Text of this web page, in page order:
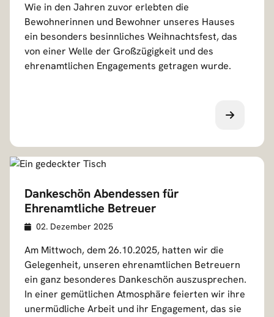
t
a
i
l
s
Wie in den Jahren zuvor erlebten die
Bewohnerinnen und Bewohner unseres Hauses
ein besonders besinnliches Weihnachtsfest, das
von einer Welle der Großzügigkeit und des
ehrenamtlichen Engagements getragen wurde.
Dankeschön Abendessen für
Ehrenamtliche Betreuer
D
t
a
i
l
Veröffentlicht am
02. Dezember 2025
Am Mittwoch, dem 26.10.2025, hatten wir die
Gelegenheit, unseren ehrenamtlichen Betreuern
ein ganz besonderes Dankeschön auszusprechen.
In einer gemütlichen Atmosphäre feierten wir ihre
unermüdliche Arbeit und ihr Engagement, das sie